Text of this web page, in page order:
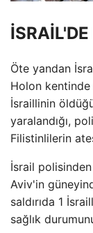
Öte yandan
Holon kentinde
İsraillinin
yaralandığı,
Filistinlilerin
İsrail polisinden
Aviv'in
saldırıda 1
sağlık